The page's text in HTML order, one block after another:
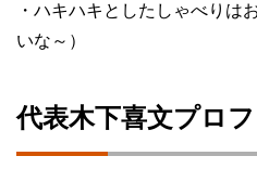
・ハキハキとしたしゃべりは
いな～）
代表木下喜文プロ